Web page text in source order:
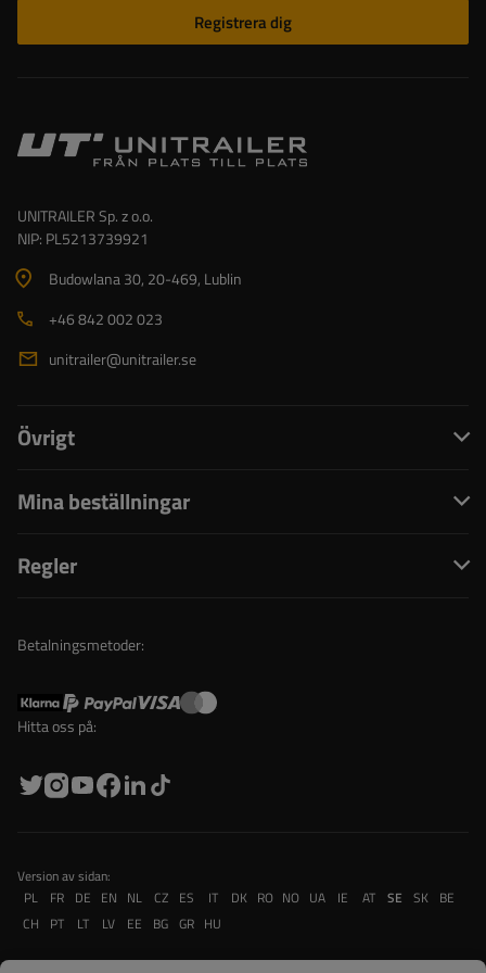
Registrera dig
UNITRAILER Sp. z o.o.
NIP: PL5213739921
Budowlana 30, 20-469, Lublin
+46 842 002 023
unitrailer@unitrailer.se
Övrigt
Mina beställningar
Regler
Betalningsmetoder:
Hitta oss på:
Version av sidan:
PL
FR DE EN NL CZ ES IT DK RO NO UA IE AT SE SK BE
CH
PT LT LV EE BG GR HU